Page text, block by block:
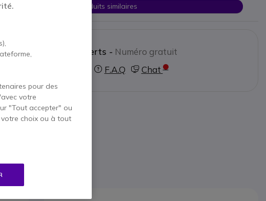
Voir les produits similaires
Contactez nos experts - Numéro gratuit
F.A.Q Chat
pour des
votre
"Tout accepter" ou
choix ou à tout